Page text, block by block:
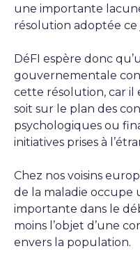
une importante
résolution adoptée ce
DéFI espère donc
gouvernementale
cette résolution, car il
soit sur le plan des
psychologiques ou
initiatives prises à
Chez nos voisins
de la maladie occupe
importante dans le
moins l’objet d’une
envers la population.